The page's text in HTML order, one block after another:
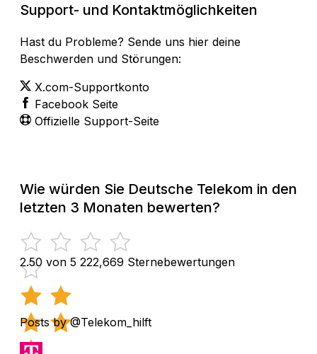
Support- und Kontaktmöglichkeiten
Hast du Probleme? Sende uns hier deine
Beschwerden und Störungen:
X.com-Supportkonto
Facebook Seite
Offizielle Support-Seite
Wie würden Sie Deutsche Telekom in den
letzten 3 Monaten bewerten?
2.50 von 5 222,669 Sternebewertungen
Posts by @Telekom_hilft